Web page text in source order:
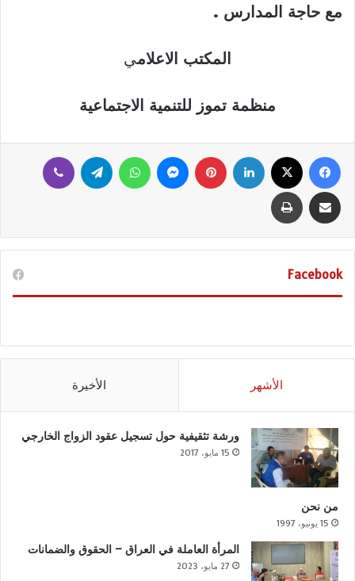
مع حاجة المدارس .
المكتب الاعلامي
منظمة تموز للتنمية الاجتماعية
فيسبوك لينكدإن بينتيريست ماسنجر واتساب تيلقرام
مشاركة عبر البريد طباعة
Facebook
الأشهر الأخيرة
ورشة تثقيفية حول تسجيل عقود الزواج الخارجي
15 مايو، 2017
من نحن
15 يونيو، 1997
المرأة العاملة في العراق – الحقوق والضمانات
27 مايو، 2023